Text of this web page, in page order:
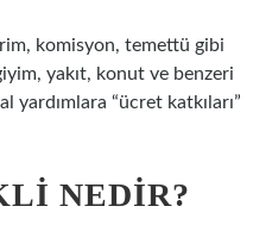
komisyon, temettü gibi
yakıt, konut ve benzeri
yardımlara “ücret katkıları”
NEDIR?